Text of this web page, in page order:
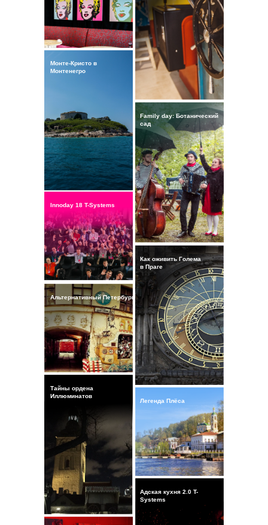
Монте-Кристо в
Монтенегро
Family day: Ботанический
сад
Innoday 18 T-Systems
Как оживить Голема
в Праге
Альтернативный Петербург
Тайны ордена
Иллюминатов
Легенда Плёса
Адская кухня 2.0 T-
Systems